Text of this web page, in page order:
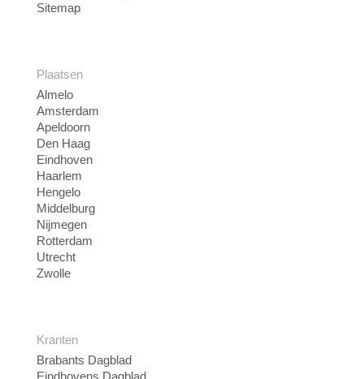
Sitemap
Plaatsen
Almelo
Amsterdam
Apeldoorn
Den Haag
Eindhoven
Haarlem
Hengelo
Middelburg
Nijmegen
Rotterdam
Utrecht
Zwolle
Kranten
Brabants Dagblad
Eindhovens Dagblad